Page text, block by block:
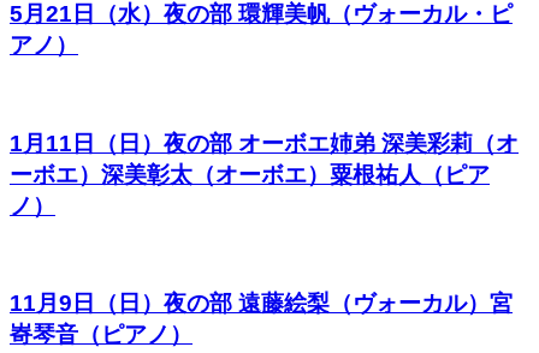
5月21日（水）夜の部 環輝美帆（ヴォーカル・ピ
アノ）
1月11日（日）夜の部 オーボエ姉弟 深美彩莉（オ
ーボエ）深美彰太（オーボエ）粟根祐人（ピア
ノ）
11月9日（日）夜の部 遠藤絵梨（ヴォーカル）宮
㟢琴音（ピアノ）